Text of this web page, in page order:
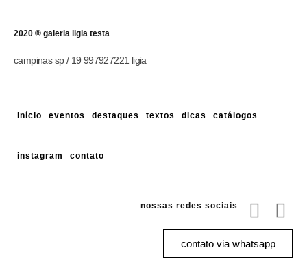
2020 ® galeria ligia testa
campinas sp / 19 997927221 ligia
início eventos destaques textos dicas catálogos
instagram contato
nossas redes sociais
contato via whatsapp